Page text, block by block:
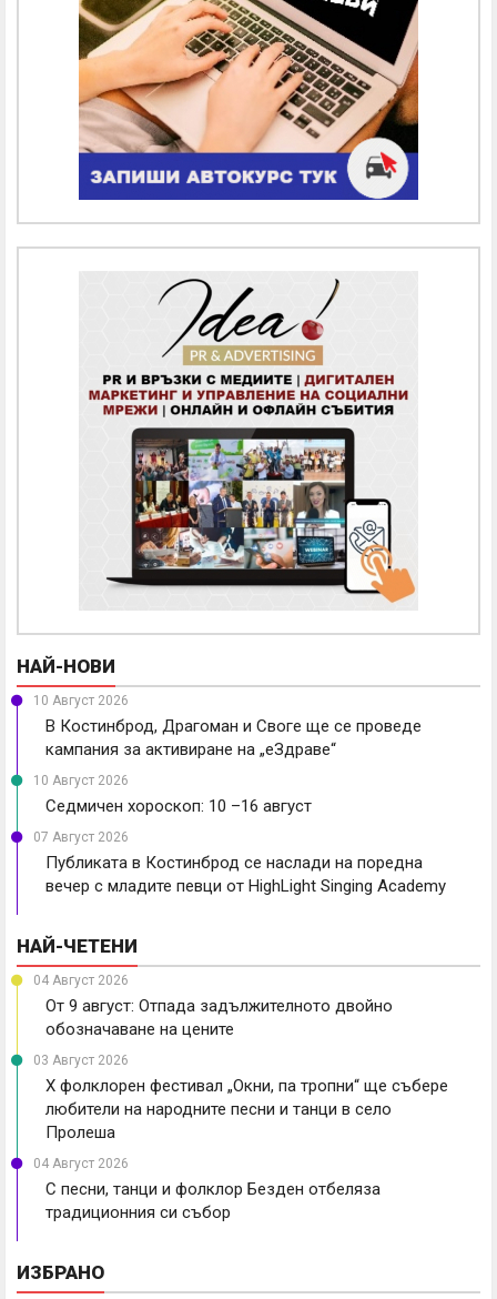
НАЙ-НОВИ
10 Август 2026
В Костинброд, Драгоман и Своге ще се проведе
кампания за активиране на „еЗдраве“
10 Август 2026
Седмичен хороскоп: 10 –16 август
07 Август 2026
Публиката в Костинброд се наслади на поредна
вечер с младите певци от HighLight Singing Academy
НАЙ-ЧЕТЕНИ
04 Август 2026
От 9 август: Отпада задължителното двойно
обозначаване на цените
03 Август 2026
X фолклорен фестивал „Окни, па тропни“ ще събере
любители на народните песни и танци в село
Пролеша
04 Август 2026
С песни, танци и фолклор Безден отбеляза
традиционния си събор
ИЗБРАНО